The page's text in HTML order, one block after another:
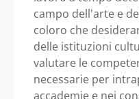
BELLE
campo dell'arte e
coloro che
delle istituzioni
valutare le
necessarie per
accademie e nei